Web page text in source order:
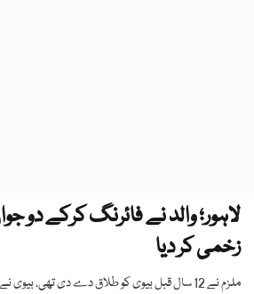
لاہور؛ والد نے فائرنگ کرکے دو
زخمی کر دیا
ملزم نے 12 سال قبل بیوی کو طلاق دے دی تھی،